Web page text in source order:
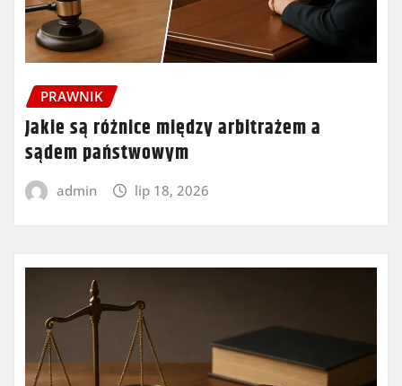
PRAWNIK
Jakie są różnice między arbitrażem a
sądem państwowym
admin lip 18, 2026